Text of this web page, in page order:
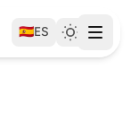
🇪🇸ES